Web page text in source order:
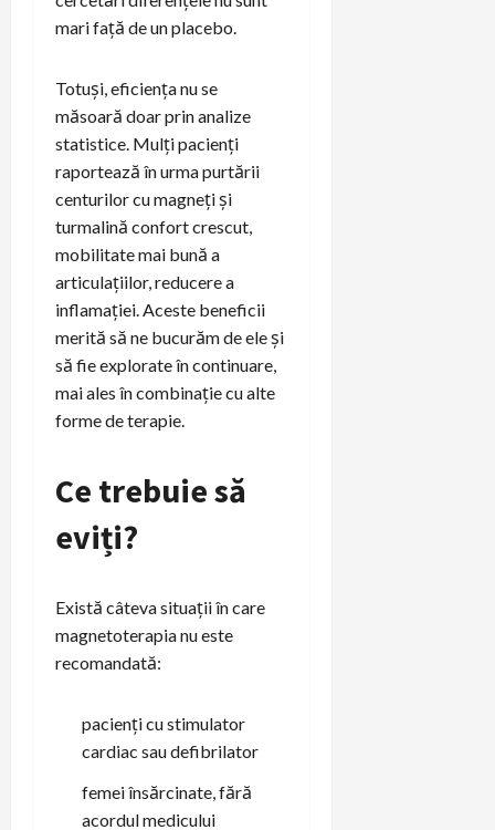
mari față de un placebo.
Totuși, eficiența nu se
măsoară doar prin analize
statistice. Mulți pacienți
raportează în urma purtării
centurilor cu magneți și
turmalină confort crescut,
mobilitate mai bună a
articulațiilor, reducere a
inflamației. Aceste beneficii
merită să ne bucurăm de ele și
să fie explorate în continuare,
mai ales în combinație cu alte
forme de terapie.
Ce trebuie să
eviți?
Există câteva situații în care
magnetoterapia nu este
recomandată:
pacienți cu stimulator
cardiac sau defibrilator
femei însărcinate, fără
acordul medicului